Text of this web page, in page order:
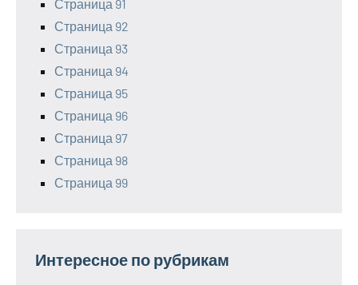
Страница 91
Страница 92
Страница 93
Страница 94
Страница 95
Страница 96
Страница 97
Страница 98
Страница 99
Интересное по рубрикам